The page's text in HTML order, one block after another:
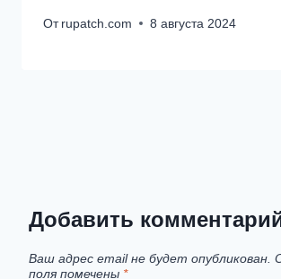
От rupatch.com 8 августа 2024
Добавить
Ваш адрес email не будет опубликован.
поля помечены *